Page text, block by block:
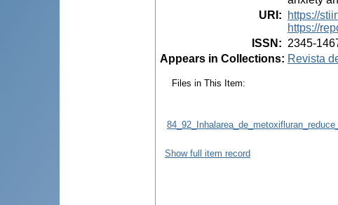
URI :
https://
https://
ISSN : 2345-
Appears in Collections: Revista
Files in This Item:
Show full item record